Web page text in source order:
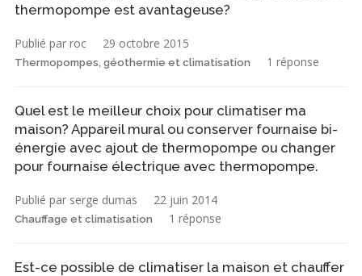
thermopompe est avantageuse?
Publié par roc 29 octobre 2015
Thermopompes, géothermie et climatisation 1 réponse
Quel est le meilleur choix pour climatiser ma
maison? Appareil mural ou conserver fournaise bi-
énergie avec ajout de thermopompe ou changer
pour fournaise électrique avec thermopompe.
Publié par serge dumas 22 juin 2014
Chauffage et climatisation 1 réponse
Est-ce possible de climatiser la maison et chauffer